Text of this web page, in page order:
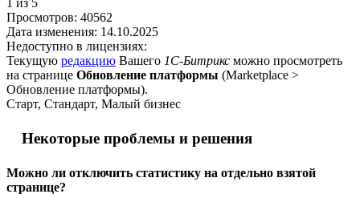
Просмотров: 40562
Дата изменения: 14.10.2025
Недоступно в лицензиях:
Текущую редакцию Вашего 1С-Битрикс можно просмотреть
на странице Обновление платформы (Marketplace >
Обновление платформы).
Старт, Стандарт, Малый бизнес
Некоторые проблемы и решения
Можно ли отключить статистику на отдельно взятой
странице?